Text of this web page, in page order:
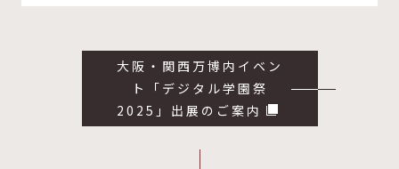
大阪・関西万博内イベン
ト「デジタル学園祭
2025」出展のご案内